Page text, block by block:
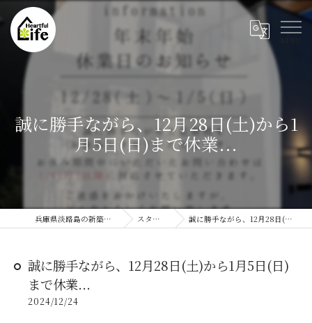
誠に勝手ながら、12月28日(土)から1
月5日(日)まで休業...
兵庫県淡路島の新築ならハートフルライフ スタッフブログ 誠に勝手ながら、12月28日(土)から1月5日(日)まで休業...
誠に勝手ながら、12月28日(土)から1月5日(日)
まで休業...
2024/12/24